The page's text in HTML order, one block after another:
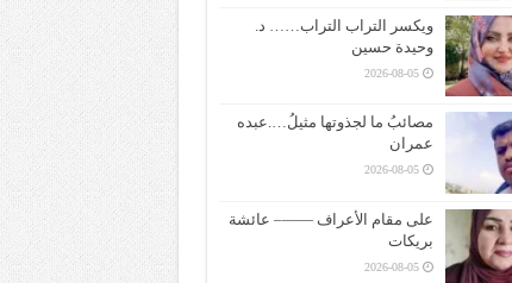
ويكسر التراب التراب…… د.
وحيدة حسين
2026-08-05
مصائبُ ما لجذوتها مثيلُ….عبده
عمران
2026-08-05
على مقام الأعراف ——– عائشة
بريكات
2026-08-05